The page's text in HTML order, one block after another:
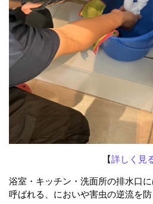
【詳しく見
浴室・キッチン・洗面所の排水口に
呼ばれる、においや害虫の逆流を防